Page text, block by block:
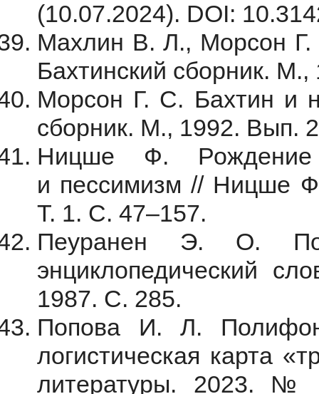
(10.07.2024). DOI:
Махлин В. Л., Морсон Г.
Бахтинский сборник.
Морсон Г. С. Бахтин и
сборник. М., 1992. Вып.
Ницше Ф. Рождение
и пессимизм // Ницше
Т. 1. С. 47–157.
Пеуранен Э. О.
энциклопедический
1987. С. 285.
Попова И. Л.
логистическая карта
литературы. 2023. №